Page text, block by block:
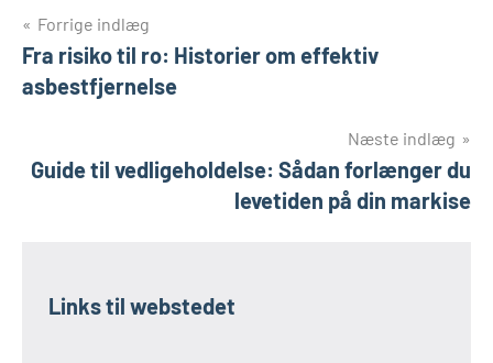
Indlægsnavigation
Forrige indlæg
Fra risiko til ro: Historier om effektiv
asbestfjernelse
Næste indlæg
Guide til vedligeholdelse: Sådan forlænger du
levetiden på din markise
Links til webstedet